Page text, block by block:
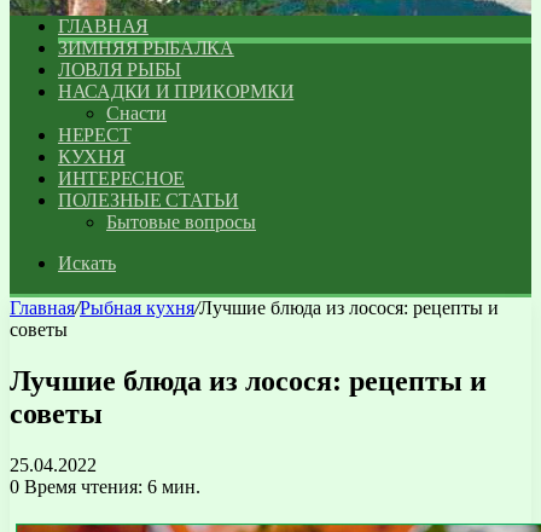
ГЛАВНАЯ
ЗИМНЯЯ РЫБАЛКА
ЛОВЛЯ РЫБЫ
НАСАДКИ И ПРИКОРМКИ
Снасти
НЕРЕСТ
КУХНЯ
ИНТЕРЕСНОЕ
ПОЛЕЗНЫЕ СТАТЬИ
Бытовые вопросы
Искать
Главная/Рыбная кухня/Лучшие блюда из лосося: рецепты и
советы
Лучшие блюда из лосося: рецепты и
советы
25.04.2022
0 Время чтения: 6 мин.